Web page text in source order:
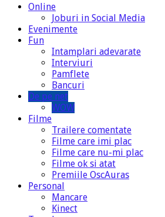
Online
Joburi in Social Media
Evenimente
Fun
Intamplari adevarate
Interviuri
Pamflete
Bancuri
De pe net
WOW
Filme
Trailere comentate
Filme care imi plac
Filme care nu-mi plac
Filme ok si atat
Premiile OscAuras
Personal
Mancare
Kinect